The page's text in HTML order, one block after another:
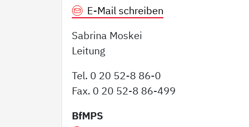
E-Mail schreiben
Sabrina Moskei
Leitung
Tel. 0 20 52-8 86-0
Fax. 0 20 52-8 86-499
BfMPS